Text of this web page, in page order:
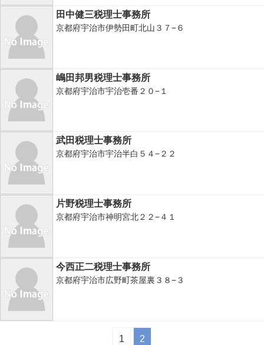
田中健三税理士事務所
京都府宇治市伊勢田町北山３７−６
嶋田邦男税理士事務所
京都府宇治市宇治壱番２０−１
武田税理士事務所
京都府宇治市宇治半白５４−２２
片野税理士事務所
京都府宇治市神明宮北２２−４１
今西正二税理士事務所
京都府宇治市広野町茶屋裏３８−３
1 2